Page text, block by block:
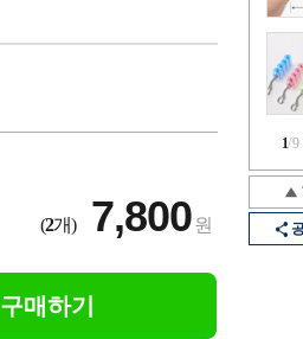
1/9
(2개) 7,800원
구매하기